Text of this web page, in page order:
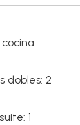
dobles: 2
1